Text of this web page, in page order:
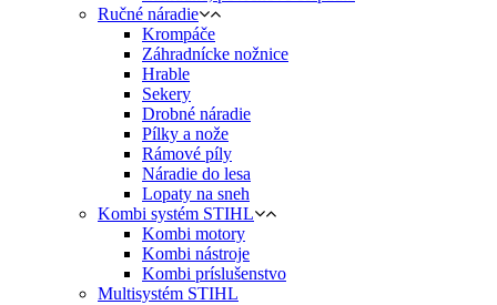
Ručné náradie
Krompáče
Záhradnícke nožnice
Hrable
Sekery
Drobné náradie
Pílky a nože
Rámové píly
Náradie do lesa
Lopaty na sneh
Kombi systém STIHL
Kombi motory
Kombi nástroje
Kombi príslušenstvo
Multisystém STIHL